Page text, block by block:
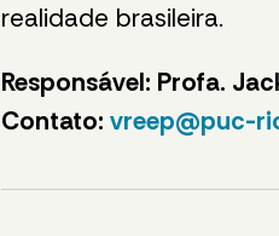
realidade brasileira.
Responsável: Profa.
Contato: vreep@puc-